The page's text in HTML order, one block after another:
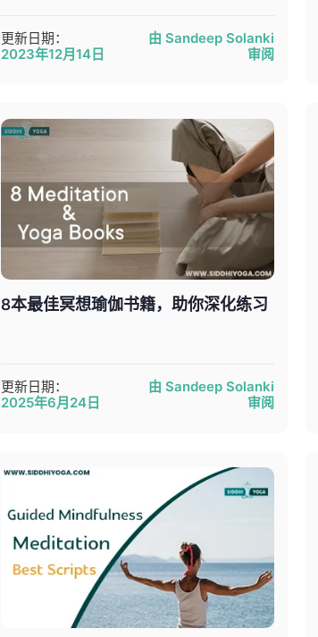
更新日期：
2023年12月14日
由 Sandeep Solanki
审阅
8本最佳冥想瑜伽书籍，助你深化练习
更新日期：
2025年6月24日
由 Sandeep Solanki
审阅